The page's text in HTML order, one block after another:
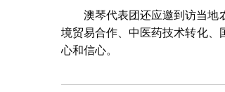
澳琴代表团还应邀到访当地
境贸易合作、中医药技术转化、
心和信心。